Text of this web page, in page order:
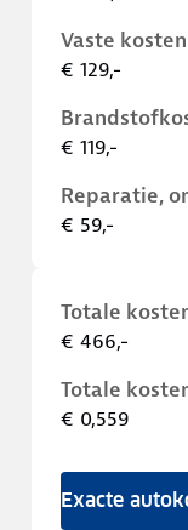
Vaste
€ 129,-
€ 119,-
Reparatie,
€ 59,-
Totale
€ 466,-
Totale
€ 0,559
Exacte